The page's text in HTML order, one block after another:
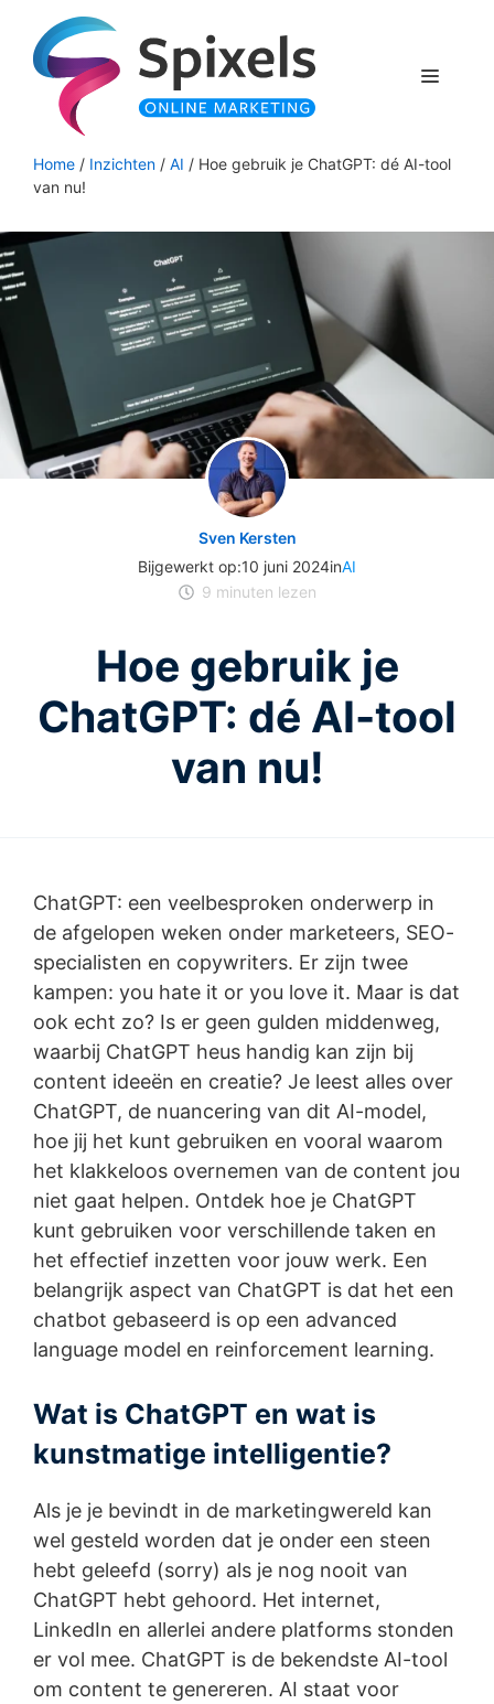
naar
inhoud
Menu
Home / Inzichten / AI / Hoe gebruik je ChatGPT: dé AI-tool
van nu!
Sven Kersten
Bijgewerkt op:10 juni 2024inAI
9 minuten lezen
Hoe gebruik je
ChatGPT: dé AI-tool
van nu!
ChatGPT: een veelbesproken onderwerp in
de afgelopen weken onder marketeers, SEO-
specialisten en copywriters. Er zijn twee
kampen: you hate it or you love it. Maar is dat
ook echt zo? Is er geen gulden middenweg,
waarbij ChatGPT heus handig kan zijn bij
content ideeën en creatie? Je leest alles over
ChatGPT, de nuancering van dit AI-model,
hoe jij het kunt gebruiken en vooral waarom
het klakkeloos overnemen van de content jou
niet gaat helpen. Ontdek hoe je ChatGPT
kunt gebruiken voor verschillende taken en
het effectief inzetten voor jouw werk. Een
belangrijk aspect van ChatGPT is dat het een
chatbot gebaseerd is op een advanced
language model en reinforcement learning.
Wat is ChatGPT en wat is
kunstmatige intelligentie?
Als je je bevindt in de marketingwereld kan
wel gesteld worden dat je onder een steen
hebt geleefd (sorry) als je nog nooit van
ChatGPT hebt gehoord. Het internet,
LinkedIn en allerlei andere platforms stonden
er vol mee. ChatGPT is de bekendste AI-tool
om content te genereren. AI staat voor